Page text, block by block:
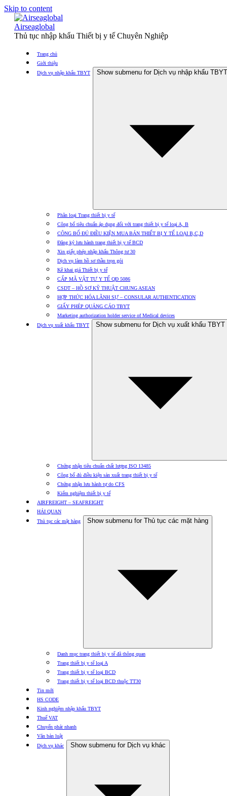
Skip to content
Airseaglobal
Thủ tục nhập khẩu Thiết bị y tế Chuyên Nghiệp
Trang chủ
Giới thiệu
Dịch vụ nhập khẩu TBYT
Show submenu for Dịch vụ nhập khẩu TBYT
Phân loại Trang thiết bị y tế
Công bố tiêu chuẩn áp dụng đối với trang thiết bị y tế loại A, B
CÔNG BỐ ĐỦ ĐIỀU KIỆN MUA BÁN THIẾT BỊ Y TẾ LOẠI B,C,D
Đăng ký lưu hành trang thiết bị y tế BCD
Xin giấy phép nhập khẩu Thông tư 30
Dịch vụ làm hồ sơ thầu trọn gói
Kê khai giá Thiết bị y tế
CẤP MÃ VẬT TƯ Y TẾ QĐ 5086
CSDT – HỒ SƠ KỸ THUẬT CHUNG ASEAN
HỢP THỨC HÓA LÃNH SỰ – CONSULAR AUTHENTICATION
GIẤY PHÉP QUẢNG CÁO TBYT
Marketing authorization holder service of Medical devices
Dịch vụ xuất khẩu TBYT
Show submenu for Dịch vụ xuất khẩu TBYT
Chứng nhận tiêu chuẩn chất lượng ISO 13485
Công bố đủ điều kiện sản xuất trang thiết bị y tế
Chứng nhận lưu hành tự do CFS
Kiểm nghiệm thiết bị y tế
AIRFREIGHT – SEAFREIGHT
HẢI QUAN
Thủ tục các mặt hàng
Show submenu for Thủ tục các mặt hàng
Danh mục trang thiết bị y tế đã thông quan
Trang thiết bị y tế loại A
Trang thiết bị y tế loại BCD
Trang thiết bị y tế loại BCD thuộc TT30
Tin mới
HS CODE
Kinh nghiệm nhập khẩu TBYT
Thuế VAT
Chuyển phát nhanh
Văn bản luật
Dịch vụ khác
Show submenu for Dịch vụ khác